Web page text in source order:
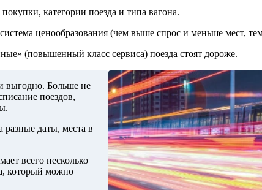
категории поезда и типа вагона.
ценообразования (чем выше спрос и меньше мест,
(повышенный класс сервиса) поезда стоят дороже.
выгодно. Больше не
поездов,
даты, места в
всего несколько
который можно